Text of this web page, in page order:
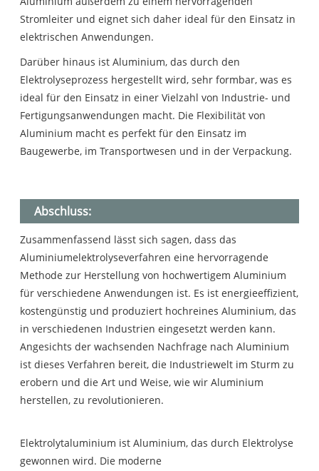
Stromleiter und eignet sich daher ideal für den Einsatz in
elektrischen Anwendungen.
Darüber hinaus ist Aluminium, das durch den
Elektrolyseprozess hergestellt wird, sehr formbar, was es
ideal für den Einsatz in einer Vielzahl von Industrie- und
Fertigungsanwendungen macht. Die Flexibilität von
Aluminium macht es perfekt für den Einsatz im
Baugewerbe, im Transportwesen und in der Verpackung.
Abschluss:
Zusammenfassend lässt sich sagen, dass das
Aluminiumelektrolyseverfahren eine hervorragende
Methode zur Herstellung von hochwertigem Aluminium
für verschiedene Anwendungen ist. Es ist energieeffizient,
kostengünstig und produziert hochreines Aluminium, das
in verschiedenen Industrien eingesetzt werden kann.
Angesichts der wachsenden Nachfrage nach Aluminium
ist dieses Verfahren bereit, die Industriewelt im Sturm zu
erobern und die Art und Weise, wie wir Aluminium
herstellen, zu revolutionieren.
Elektrolytaluminium ist Aluminium, das durch Elektrolyse
gewonnen wird. Die moderne